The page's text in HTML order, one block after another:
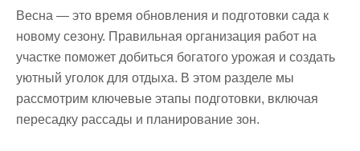
Весна — это время обновления и подготовки сада к
новому сезону. Правильная организация работ на
участке поможет добиться богатого урожая и создать
уютный уголок для отдыха. В этом разделе мы
рассмотрим ключевые этапы подготовки, включая
пересадку рассады и планирование зон.